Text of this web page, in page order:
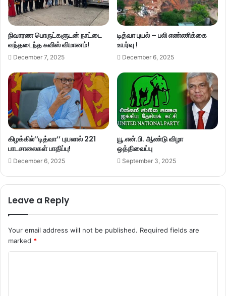
நிவாரண பொருட்களுடன் நாட்டை
வந்தடைந்த சுவிஸ் விமானம்!
December 7, 2025
டித்வா புயல் – பலி எண்ணிக்கை
உயர்வு !
December 6, 2025
கிழக்கில்’’டித்வா’’ புயலால் 221
பாடசாலைகள் பாதிப்பு!
December 6, 2025
யூ.என்.பி. ஆண்டு விழா
ஒத்திவைப்பு
September 3, 2025
Leave a Reply
Your email address will not be published. Required fields are
marked *